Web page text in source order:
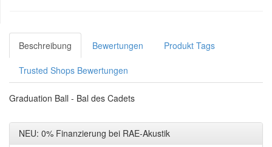
Beschreibung Bewertungen Produkt Tags
Trusted Shops Bewertungen
Graduation Ball - Bal des Cadets
NEU: 0% Finanzierung bei RAE-Akustik